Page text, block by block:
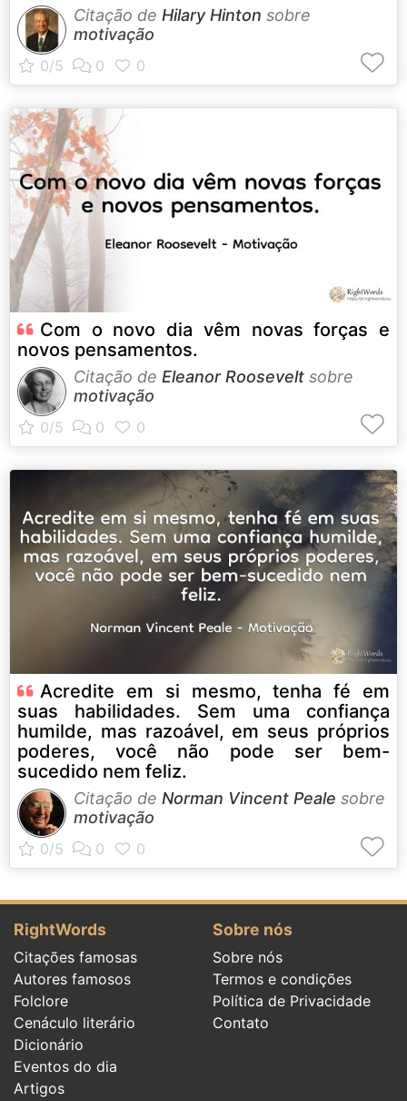
Citação de Hilary Hinton sobre
motivação
Com o novo dia vêm novas forças e
novos pensamentos.
Citação de Eleanor Roosevelt sobre
motivação
Acredite em si mesmo, tenha fé em
suas habilidades. Sem uma confiança
humilde, mas razoável, em seus próprios
poderes, você não pode ser bem-
sucedido nem feliz.
Citação de Norman Vincent Peale sobre
motivação
RightWords
Citações famosas
Autores famosos
Folclore
Cenáculo literário
Dicionário
Eventos do dia
Artigos
Sobre nós
Sobre nós
Termos e condições
Política de Privacidade
Contato